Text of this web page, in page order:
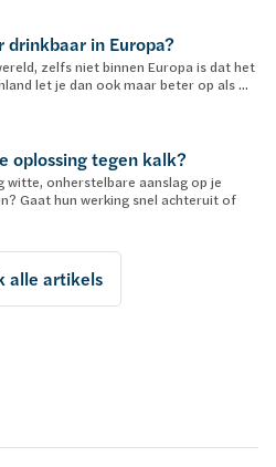
drinkbaar in Europa?
zelfs niet binnen Europa is dat het
let je dan ook maar beter op als ...
oplossing tegen kalk?
witte, onherstelbare aanslag op je
Gaat hun werking snel achteruit of
alle artikels